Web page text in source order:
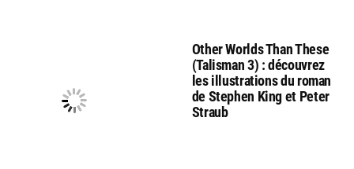
Other Worlds Than These
(Talisman 3) : découvrez
les illustrations du roman
de Stephen King et Peter
Straub